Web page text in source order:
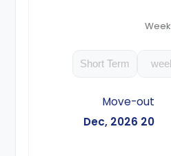
Week
Short Term
Move-out
20 Dec, 2026